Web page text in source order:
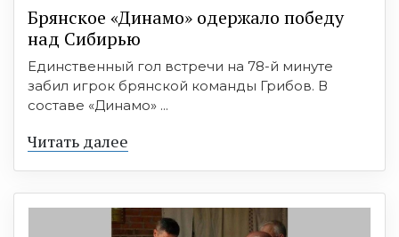
Брянское «Динамо» одержало победу
над Сибирью
Единственный гол встречи на 78-й минуте
забил игрок брянской команды Грибов. В
составе «Динамо» ...
Читать далее